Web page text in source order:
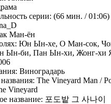
серии: (66 мин. / 01:06)
Ман-ён
Юн Ын-хе, О Ман-сок,
Ын-би, Пан Ын-хи, Жонг-хи
Виноградарь
The Vineyard Man /
Vineyard
название: 포도밭 그 사나이